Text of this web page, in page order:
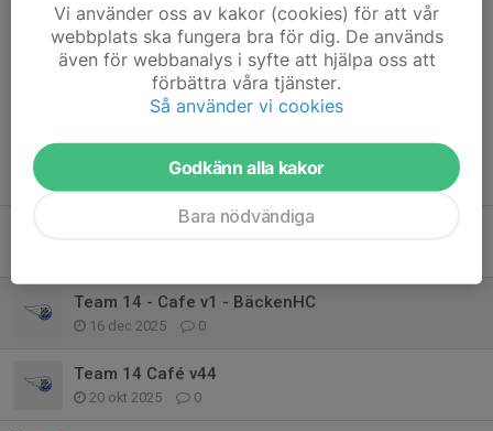
gid=1207319335#gid=1207319335
Dela nyhet
Tidigare nyheter
Team 14 - Cafe v9 - BäckenHC
Team 14 - Cafe v1 - BäckenHC
16 dec 2025 0
Team 14 Café v44
20 okt 2025 0
Vi använder oss av kakor (cookies) för att vår
webbplats ska fungera bra för dig. De används
även för webbanalys i syfte att hjälpa oss att
förbättra våra tjänster.
Så använder vi cookies
Godkänn alla kakor
Bara nödvändiga